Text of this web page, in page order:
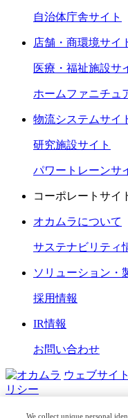
自治体庁舎サイト
店舗・商環境サイ
医療・福祉施設サ
ホームファニチュ
物流システムサイ
研究施設サイト
パワートレーンサ
コーポレートサイ
オカムラについて
サステナビリティ
ソリューション・
採用情報
IR情報
お問い合わせ
ウェブサイ
リシー
COPYRIGHT ©
We collect unique personal